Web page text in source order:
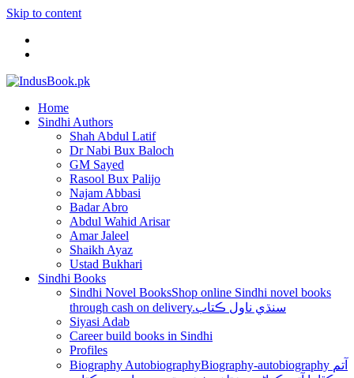
Skip to content
Home
Sindhi Authors
Shah Abdul Latif
Dr Nabi Bux Baloch
GM Sayed
Rasool Bux Palijo
Najam Abbasi
Badar Abro
Abdul Wahid Arisar
Amar Jaleel
Shaikh Ayaz
Ustad Bukhari
Sindhi Books
Sindhi Novel BooksShop online Sindhi novel books
through cash on delivery.سنڌي ناول ڪتاب
Siyasi Adab
Career build books in Sindhi
Profiles
Biography AutobiographyBiography-autobiography آتم